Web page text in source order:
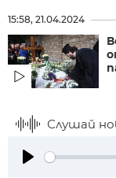
15:58, 21.04.2024
Слушай